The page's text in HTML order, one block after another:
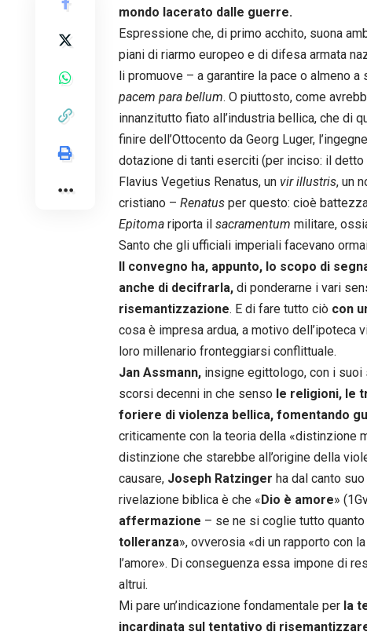
mondo lacerato dalle guerre.
Espressione che, di primo acchito, suona
piani di riarmo europeo e di difesa armata
li promuove – a garantire la pace o almeno
pacem para bellum. O piuttosto, come
innanzitutto fiato all’industria bellica, che di
finire dell’Ottocento da Georg Luger,
dotazione di tanti eserciti (per inciso: il detto
Flavius Vegetius Renatus, un vir illustris, un
cristiano – Renatus per questo: cioè
Epitoma riporta il sacramentum militare,
Santo che gli ufficiali imperiali facevano
Il convegno ha, appunto, lo scopo di
anche di decifrarla, di ponderarne i vari
risemantizzazione. E di fare tutto ciò con
cosa è impresa ardua, a motivo
loro millenario fronteggiarsi conflittuale.
Jan Assmann, insigne egittologo, con i
scorsi decenni in che senso le religioni, le
foriere di violenza bellica, fomentando
criticamente con la teoria della «distinzione
distinzione che starebbe all’origine della
causare, Joseph Ratzinger ha dal canto
rivelazione biblica è che «Dio è amore»
affermazione – se ne si coglie tutto
tolleranza», ovverosia «di un rapporto con
l’amore». Di conseguenza essa impone di
altrui.
Mi pare un’indicazione fondamentale per la
incardinata sul tentativo di